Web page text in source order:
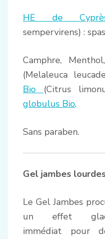
HE de
sempervirens) :
Camphre,
(Melaleuca
Bio (Citrus
globulus Bio.
Sans paraben.
Gel jambes
Le Gel Jambes
un effet
immédiat pour